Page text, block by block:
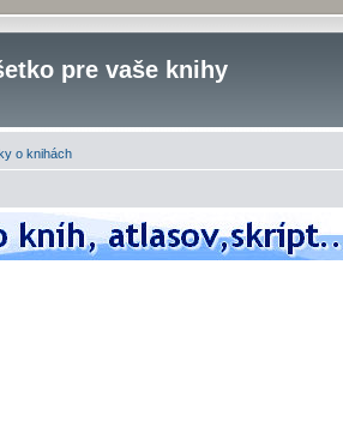
pre vaše knihy
o knihách